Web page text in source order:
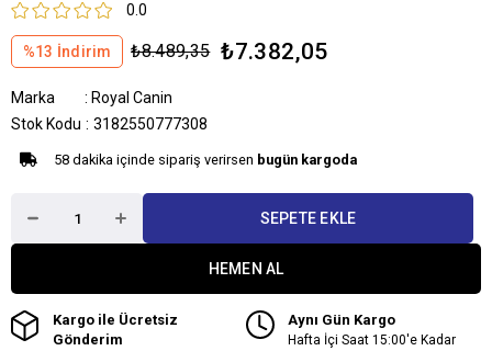
0.0
%13 İndirim ₺8.489,35 ₺7.382,05
Marka : Royal Canin
Stok Kodu
3182550777308
58 dakika içinde sipariş verirsen bugün kargoda
Kargo ile Ücretsiz
Gönderim
Aynı Gün Kargo
Hafta İçi Saat 15:00'e Kadar